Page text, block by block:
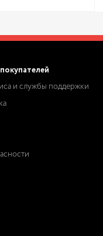
и службы поддержки